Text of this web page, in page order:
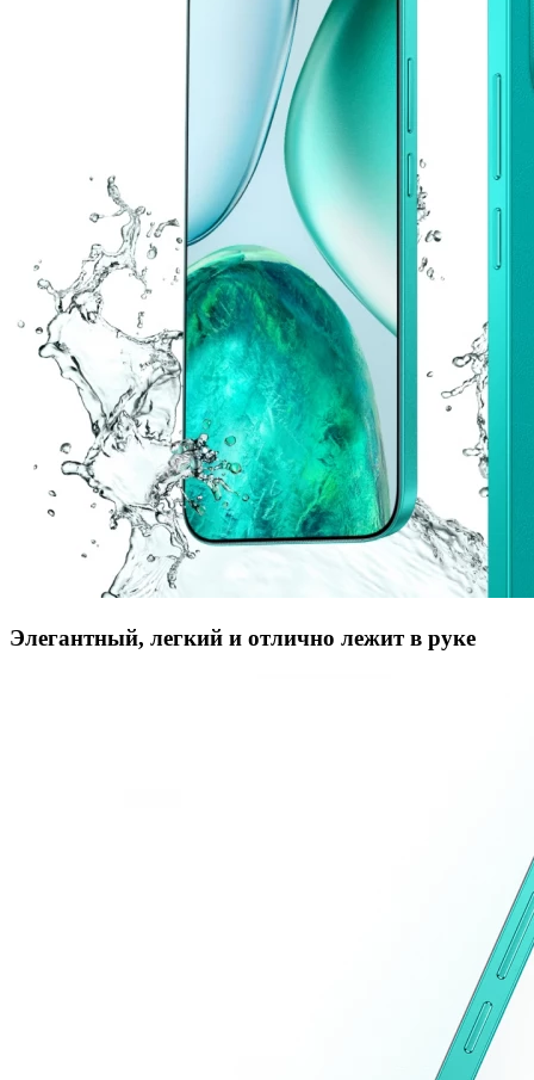
Элегантный, легкий и отлично лежит в руке